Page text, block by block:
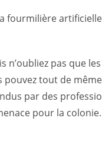
fourmilière
pas que
tout de
par des
pour la colonie.